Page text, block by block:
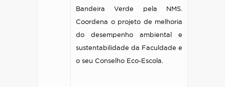
Bandeira Verde pela NMS.
Coordena o projeto de melhoria
do desempenho ambiental e
sustentabilidade da Faculdade e
o seu Conselho Eco-Escola.